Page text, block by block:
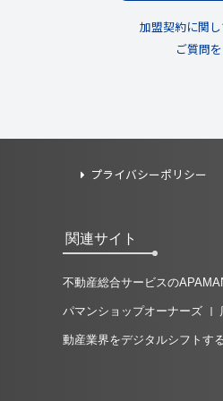
加盟契約に関
ご質問
プライバシーポリシー
関連サイト
不動産総合サービスの
パマンショップオーナーズ
動産業界をデジタルシフトす